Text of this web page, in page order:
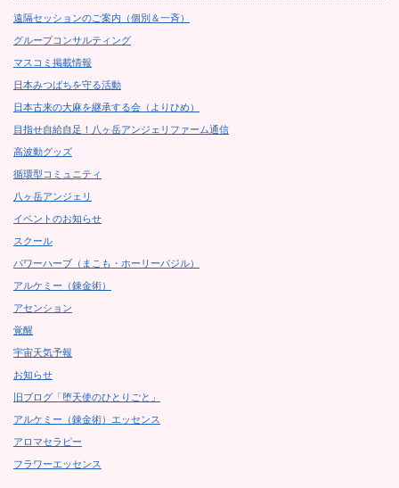
遠隔セッションのご案内（個別＆一斉）
グループコンサルティング
マスコミ掲載情報
日本みつばちを守る活動
日本古来の大麻を継承する会（よりひめ）
目指せ自給自足！八ヶ岳アンジェリファーム通信
高波動グッズ
循環型コミュニティ
八ヶ岳アンジェリ
イベントのお知らせ
スクール
パワーハーブ（まこも・ホーリーバジル）
アルケミー（錬金術）
アセンション
覚醒
宇宙天気予報
お知らせ
旧ブログ「堕天使のひとりごと」
アルケミー（錬金術）エッセンス
アロマセラピー
フラワーエッセンス